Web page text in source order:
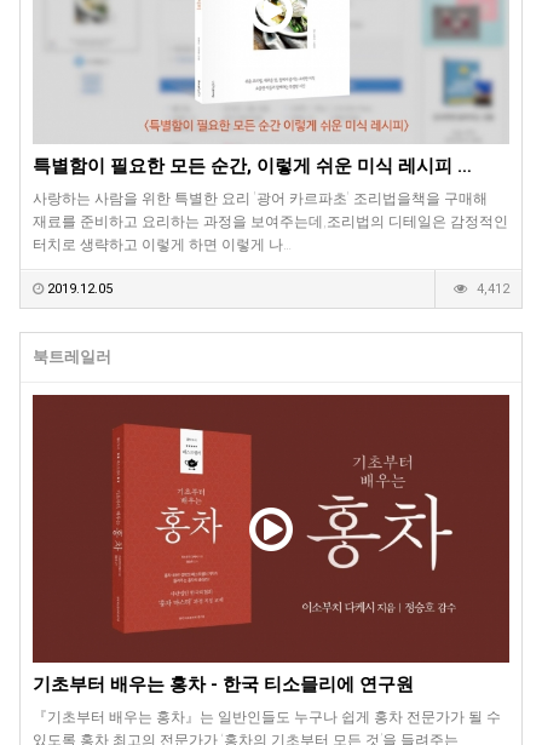
특별함이 필요한 모든 순간, 이렇게 쉬운 미식 레시피 …
사랑하는 사람을 위한 특별한 요리 '광어 카르파초' 조리법을책을 구매해
재료를 준비하고 요리하는 과정을 보여주는데,조리법의 디테일은 감정적인
터치로 생략하고 이렇게 하면 이렇게 나…
2019.12.05 4,412
북트레일러
기초부터 배우는 홍차 - 한국 티소믈리에 연구원
『기초부터 배우는 홍차』는 일반인들도 누구나 쉽게 홍차 전문가가 될 수
있도록 홍차 최고의 전문가가 ‘홍차의 기초부터 모든 것’을 들려주는